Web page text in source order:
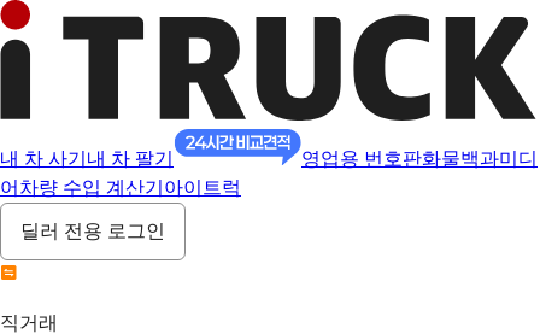
내 차 사기 내 차 팔기 영업용 번호판화물백과미디
어 차량 수입 계산기 아이트럭
딜러 전용 로그인
직거래